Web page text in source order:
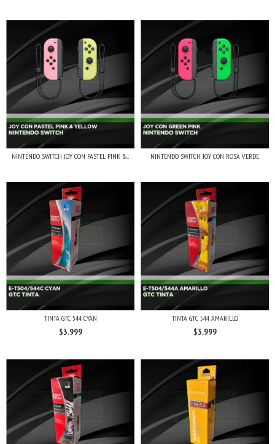
NINTENDO SWITCH JOY CON PASTEL PINK &... NINTENDO SWITCH JOY CON ROSA VERDE
TINTA GTC 544 CYAN
$3.999
TINTA GTC 544 AMARILLO
$3.999